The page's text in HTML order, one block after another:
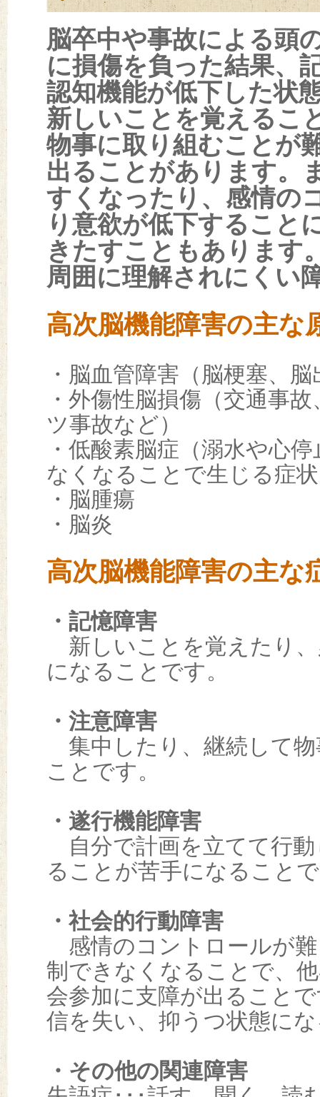
脳卒中や事故による頭
に損傷を負った結果、
認知機能が低下した状
新しいことを覚えるこ
物事に取り組むことが
出ることがあります。
すくなったり、感情の
り意欲が低下すること
きたすこともあります
周囲に理解されにくい
高次脳機能障害の主な
・脳血管障害（脳梗塞、
・外傷性脳損傷（交通事
ツ事故など）
・低酸素脳症（溺水や心
なくなることで生じる症
・脳腫瘍
・脳炎
高次脳機能障害の主な
・記憶障害
新しいことを覚えたり
になることです。
・注意障害
集中したり、継続して
ことです。
・遂行機能障害
自分で計画を立てて行
ることが苦手になること
・社会的行動障害
感情のコントロールが
制できなくなることで、
会参加に支障が出ること
信を失い、抑うつ状態に
・その他の関連障害